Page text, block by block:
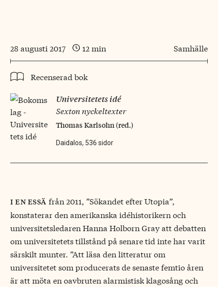
28 augusti 2017 12 min Samhälle
Recenserad bok
Universitetets idé
Sexton nyckeltexter
Thomas Karlsohn (red.)
Daidalos, 536 sidor
i en essä från 2011, ”Sökandet efter Utopia”,
konstaterar den amerikanska idéhistorikern och
universitetsledaren Hanna Holborn Gray att debatten
om universitetets tillstånd på senare tid inte har varit
särskilt munter. ”Att läsa den litteratur om
universitetet som producerats de senaste femtio åren
är att möta en oavbruten alarmistisk klagosång och